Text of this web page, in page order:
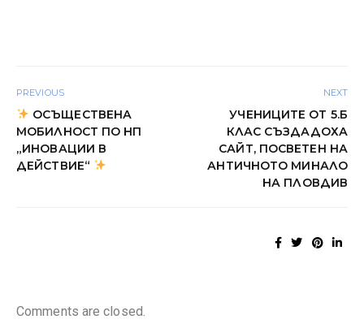
PREVIOUS
ОСЪЩЕСТВЕНА
МОБИЛНОСТ ПО НП
„ИНОВАЦИИ В
ДЕЙСТВИЕ“
NEXT
УЧЕНИЦИТЕ ОТ 5.Б
КЛАС СЪЗДАДОХА
САЙТ, ПОСВЕТЕН НА
АНТИЧНОТО МИНАЛО
НА ПЛОВДИВ
Comments are closed.